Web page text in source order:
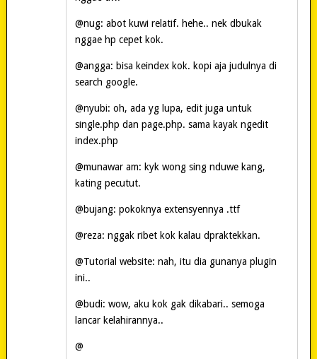
@nug: abot kuwi relatif. hehe.. nek dbukak
nggae hp cepet kok.
@angga: bisa keindex kok. kopi aja judulnya di
search google.
@nyubi: oh, ada yg lupa, edit juga untuk
single.php dan page.php. sama kayak ngedit
index.php
@munawar am: kyk wong sing nduwe kang,
kating pecutut.
@bujang: pokoknya extensyennya .ttf
@reza: nggak ribet kok kalau dpraktekkan.
@Tutorial website: nah, itu dia gunanya plugin
ini..
@budi: wow, aku kok gak dikabari.. semoga
lancar kelahirannya..
@